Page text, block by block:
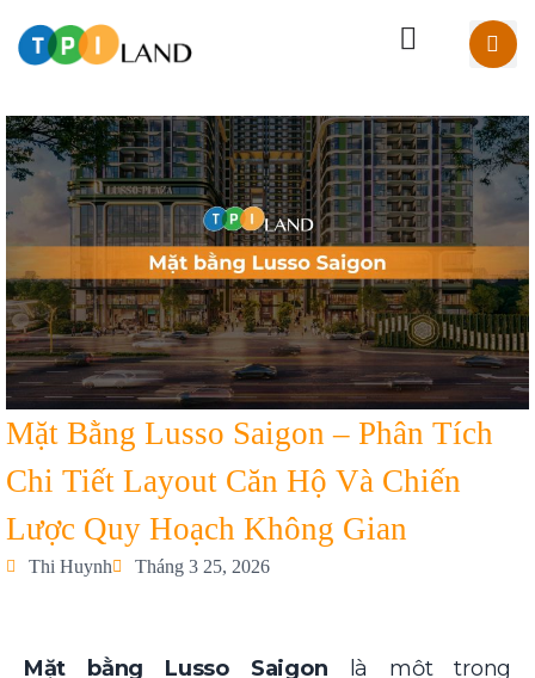
Mặt Bằng Lusso Saigon – Phân Tích
Chi Tiết Layout Căn Hộ Và Chiến
Lược Quy Hoạch Không Gian
Thi Huynh Tháng 3 25, 2026
Mặt bằng Lusso Saigon là một trong